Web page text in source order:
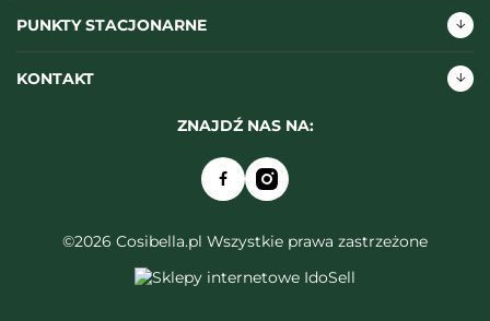
PUNKTY STACJONARNE
KONTAKT
ZNAJDŹ NAS NA:
©2026 Cosibella.pl Wszystkie prawa zastrzeżone